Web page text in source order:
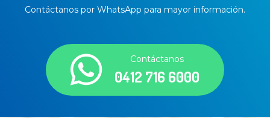
Contáctanos por WhatsApp para mayor información.
Contáctanos
0412 716 6000